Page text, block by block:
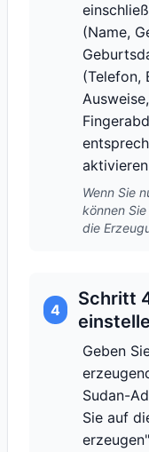
(Name,
(Telefon,
Wenn Sie
können
die
4
Schritt
Geben
Sudan-
Sie auf